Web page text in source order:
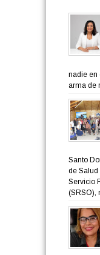
nadie en
arma de
Santo
de Salud
Servicio
(SRSO),